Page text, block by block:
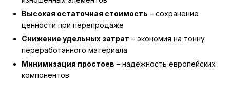
Высокая остаточная стоимость – сохранение
ценности при перепродаже
Снижение удельных затрат – экономия на тонну
переработанного материала
Минимизация простоев – надежность европейских
компонентов